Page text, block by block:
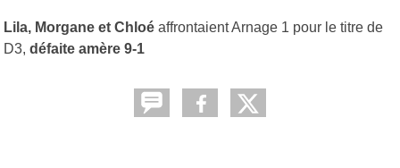
Lila, Morgane et Chloé affrontaient Arnage 1 pour le titre de
D3, défaite amère 9-1